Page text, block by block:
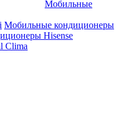
Мобильные
Мобильные кондиционеры
Hisense
Clima